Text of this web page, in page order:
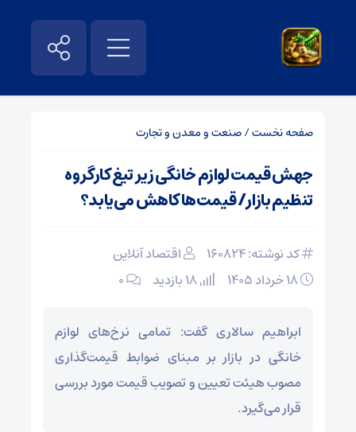
صفحه نخست/صنعت و معدن و تجارت
جهش قیمت لوازم خانگی زیر تیغ کارگروه
تنظیم بازار/ قیمت‌ها کاهش می‌یابد؟
کد نوشته: 160824
اقتصاد آنلاین
۰
ابراهیم سالاری گفت: تمامی نرخ‌های لوازم
خانگی در بازار بر مبنای ضوابط قیمت‌گذاری
مصوب هیئت تعیین و تصویب قیمت مورد بررسی
قرار می‌گیرد.